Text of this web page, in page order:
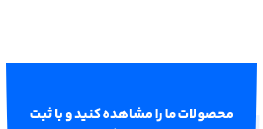
محصولات ما را مشاهده کنید و با ثبت